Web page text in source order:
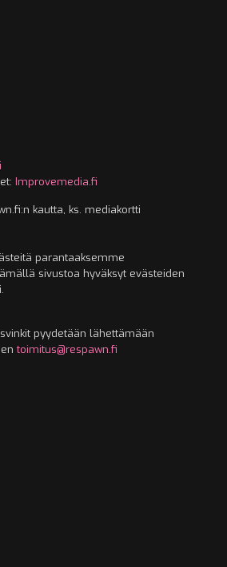
Improvemedia.fi
kautta, ks. mediakortti
parantaaksemme
sivustoa hyväksyt evästeiden
pyydetään lähettämään
toimitus@respawn.fi